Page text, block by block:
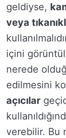
geldiyse,
veya
içini
nerede
edilmesini
açıcılar
verebilir. Bu